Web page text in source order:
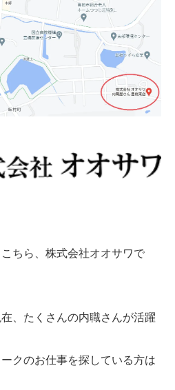
ちら、株式会社オオサワで
、たくさんの内職さんが活躍
クのお仕事を探している方は